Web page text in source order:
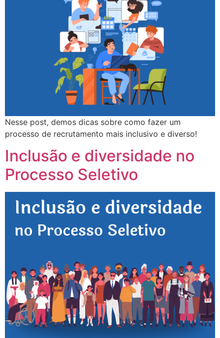
Nesse post, demos dicas sobre como fazer um
processo de recrutamento mais inclusivo e diverso!
Inclusão e diversidade no
Processo Seletivo